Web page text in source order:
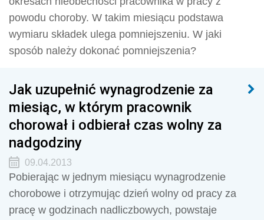
powodu choroby. W takim miesiącu podstawa
wymiaru składek ulega pomniejszeniu. W jaki
sposób należy dokonać pomniejszenia?
Jak uzupełnić wynagrodzenie za
miesiąc, w którym pracownik
chorował i odbierał czas wolny za
nadgodziny
09.04.2013
Pobierając w jednym miesiącu wynagrodzenie
chorobowe i otrzymując dzień wolny od pracy za
pracę w godzinach nadliczbowych, powstaje